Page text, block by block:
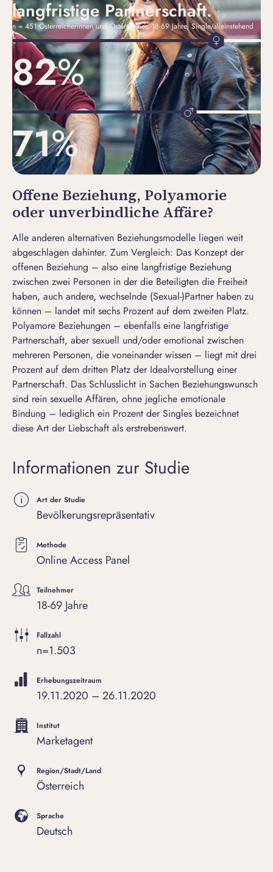
langfristige Partnerschaft.
n = 451 Österreicherinnen und Österreicher, 18-69 Jahre, Single/alleinstehend
82%
71%
Offene Beziehung, Polyamorie
oder unverbindliche Affäre?
Alle anderen alternativen Beziehungsmodelle liegen weit
abgeschlagen dahinter. Zum Vergleich: Das Konzept der
offenen Beziehung – also eine langfristige Beziehung
zwischen zwei Personen in der die Beteiligten die Freiheit
haben, auch andere, wechselnde (Sexual-)Partner haben zu
können – landet mit sechs Prozent auf dem zweiten Platz.
Polyamore Beziehungen – ebenfalls eine langfristige
Partnerschaft, aber sexuell und/oder emotional zwischen
mehreren Personen, die voneinander wissen – liegt mit drei
Prozent auf dem dritten Platz der Idealvorstellung einer
Partnerschaft. Das Schlusslicht in Sachen Beziehungswunsch
sind rein sexuelle Affären, ohne jegliche emotionale
Bindung – lediglich ein Prozent der Singles bezeichnet
diese Art der Liebschaft als erstrebenswert.
Informationen zur Studie
Art der Studie
Bevölkerungsrepräsentativ
Methode
Online Access Panel
Teilnehmer
18-69 Jahre
Fallzahl
n=1.503
Erhebungszeitraum
19.11.2020 – 26.11.2020
Institut
Marketagent
Region/Stadt/Land
Österreich
Sprache
Deutsch